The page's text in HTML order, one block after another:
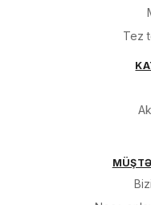
Tez